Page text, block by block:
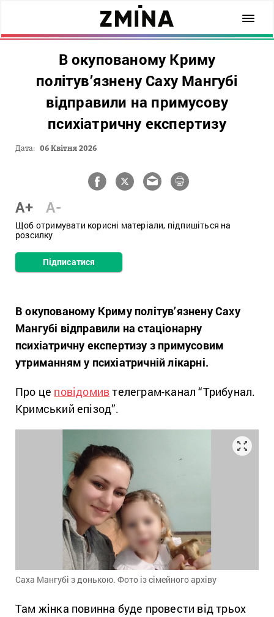
В окупованому Криму
політув’язнену Саху Мангубі
відправили на примусову
психіатричну експертизу
Дата: 06 Квітня 2026
A+ A-
Щоб отримувати корисні матеріали, підпишіться на
розсилку
Підписатися
В окупованому Криму політув’язнену Саху
Мангубі відправили на стаціонарну
психіатричну експертизу з примусовим
утриманням у психіатричній лікарні.
Про це повідомивтелеграм-канал “Трибунал.
Кримський епізод”.
Саха Мангубі з донькою. Фото із сімейного архіву
Там жінка повинна буде провести від трьох